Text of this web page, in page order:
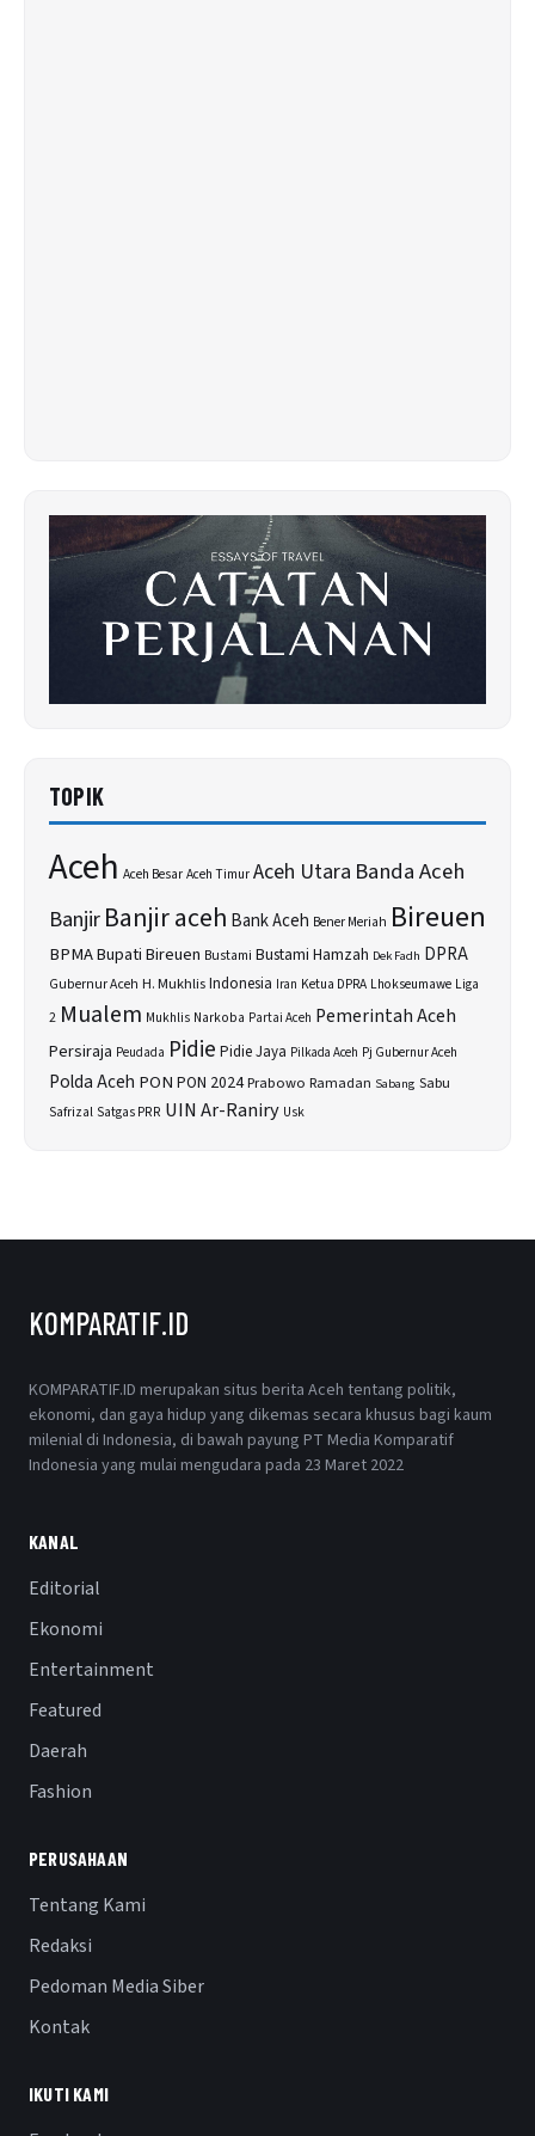
TOPIK
Aceh Aceh BesarAceh TimurAceh Utara Banda Aceh
BanjirBanjir aceh Bank Aceh Bener Meriah Bireuen
BPMABupati Bireuen Bustami Bustami Hamzah Dek Fadh DPRA
Gubernur Aceh H. MukhlisIndonesia Iran Ketua DPRA Lhokseumawe Liga
2 Mualem Mukhlis Narkoba Partai Aceh Pemerintah Aceh
Persiraja Peudada Pidie Pidie Jaya Pilkada Aceh Pj Gubernur Aceh
Polda Aceh PON PON 2024Prabowo Ramadan Sabang Sabu
Safrizal Satgas PRR UIN Ar-Raniry Usk
KOMPARATIF.ID
KOMPARATIF.ID merupakan situs berita Aceh tentang politik,
ekonomi, dan gaya hidup yang dikemas secara khusus bagi kaum
milenial di Indonesia, di bawah payung PT Media Komparatif
Indonesia yang mulai mengudara pada 23 Maret 2022
KANAL
Editorial
Ekonomi
Entertainment
Featured
Daerah
Fashion
PERUSAHAAN
Tentang Kami
Redaksi
Pedoman Media Siber
Kontak
IKUTI KAMI